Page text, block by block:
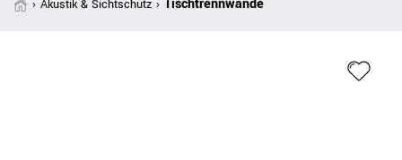
Akustik & Sichtschutz Tischtrennwände